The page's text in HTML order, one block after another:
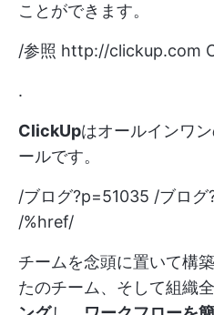
ことができます。
/参照 http://clickup.com
.
ClickUpはオールインワ
ールです。
/ブログ?p=51035 /ブロ
/%href/
チームを念頭に置いて構
たのチーム、そして組織